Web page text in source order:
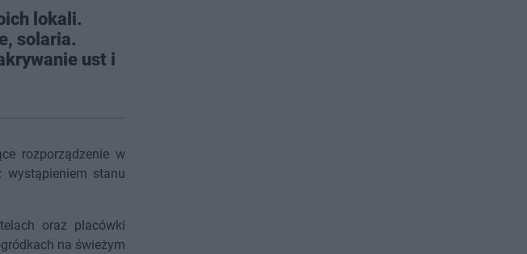
lokali.
solaria.
ust i
rozporządzenie w
stanu
oraz placówki
na świeżym